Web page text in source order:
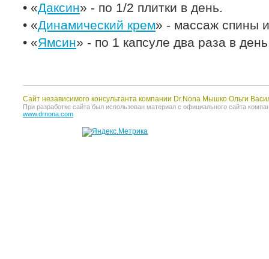
• «Даксин» - по 1/2 плитки в день.
• «Динамический крем» - массаж спины
• «Ямсин» - по 1 капсуле два раза в
Сайт независимого консультанта компании Dr.Nona Мышко Ольги
При разработке сайта был использован материал с официального сайта
www.drnona.com